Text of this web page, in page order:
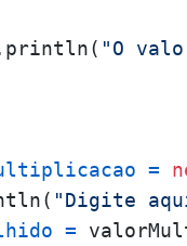
"O
=
"Digite
=